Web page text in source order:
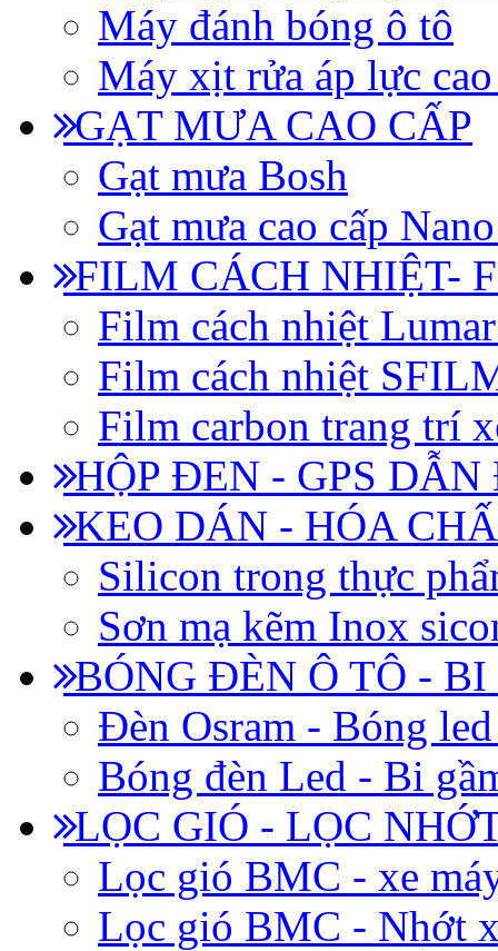
Máy đánh bóng ô tô
Máy xịt rửa áp lực
GẠT MƯA CAO CẤP
Gạt mưa Bosh
Gạt mưa cao cấp
FILM CÁCH NHIỆT-
Film cách nhiệt
Film cách nhiệt
Film carbon trang trí
HỘP ĐEN - GPS DẪN
KEO DÁN - HÓA
Silicon trong thực
Sơn mạ kẽm Inox
BÓNG ĐÈN Ô TÔ -
Đèn Osram - Bóng
Bóng đèn Led - Bi
LỌC GIÓ - LỌC
Lọc gió BMC - xe
Lọc gió BMC - Nhớt